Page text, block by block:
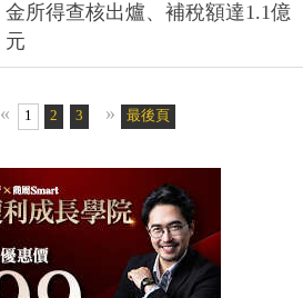
金所得查核出爐、補稅額達1.1億
元
« 1 2 3 4 5 6
» 最後頁